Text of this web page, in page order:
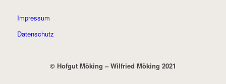
Impressum
Datenschutz
© Hofgut Möking – Wilfried Möking 2021